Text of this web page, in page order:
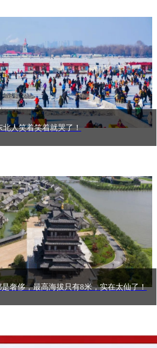
北人笑着笑着就哭了！
奢侈，最高海拔只有8米，实在太仙了！